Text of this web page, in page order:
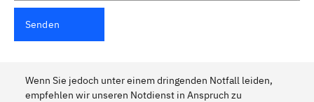
Senden
Wenn Sie jedoch unter einem dringenden Notfall leiden,
empfehlen wir unseren Notdienst in Anspruch zu